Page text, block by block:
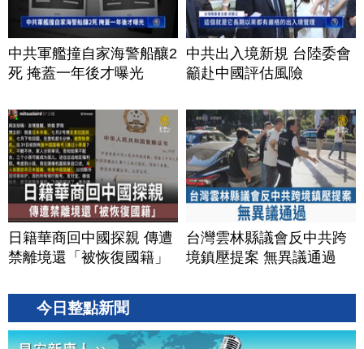
中共軍艦撞自家海警船釀2
死 掩蓋一年後才曝光
中共出入境新規 台陸委會
籲赴中國評估風險
日籍華商回中國探親 傳遭
禁離境還「被恢復國籍」
台灣雲林縣議會反中共跨
境鎮壓提案 無異議通過
今日整點新聞